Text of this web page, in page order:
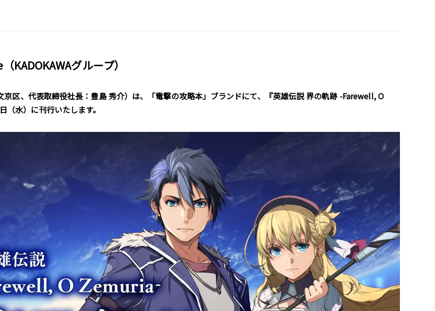
KADOKAWAグループ）
京区、代表取締役社長：豊島 秀介）は、「電撃の攻略本」ブランドにて、『英雄伝説 界の軌跡 -Farewell, O
水）に刊行いたします。